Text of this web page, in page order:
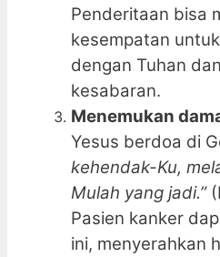
Penderitaan bisa
kesempatan
dengan Tuhan
kesabaran.
Menemukan
Yesus berdoa di
kehendak-Ku,
Mulah yang jadi.”
Pasien kanker
ini, menyerahkan